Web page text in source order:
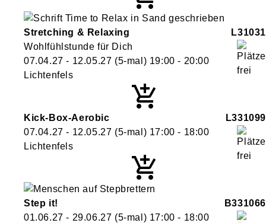
Stretching & Relaxing
L31031
Wohlfühlstunde für Dich
07.04.27 - 12.05.27 (5-mal) 19:00 - 20:00
Lichtenfels
Kick-Box-Aerobic
L331099
07.04.27 - 12.05.27 (5-mal) 17:00 - 18:00
Lichtenfels
Step it!
B331066
01.06.27 - 29.06.27 (5-mal) 17:00 - 18:00